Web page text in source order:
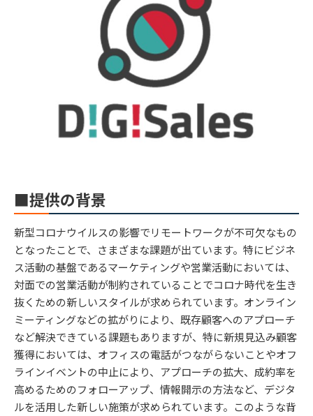
■提供の背景
新型コロナウイルスの影響でリモートワークが不可欠なもの
となったことで、さまざまな課題が出ています。特にビジネ
ス活動の基盤であるマーケティングや営業活動においては、
対面での営業活動が制約されていることでコロナ時代を生き
抜くための新しいスタイルが求められています。オンライン
ミーティングなどの拡がりにより、既存顧客へのアプローチ
など解決できている課題もありますが、特に新規見込み顧客
獲得においては、オフィスの電話がつながらないことやオフ
ラインイベントの中止により、アプローチの拡大、成約率を
高めるためのフォローアップ、情報開示の方法など、デジタ
ルを活用した新しい施策が求められています。このような背